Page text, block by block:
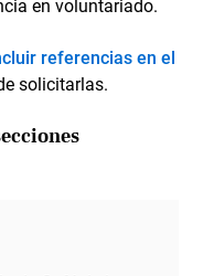
en voluntariado.
referencias en el
solicitarlas.